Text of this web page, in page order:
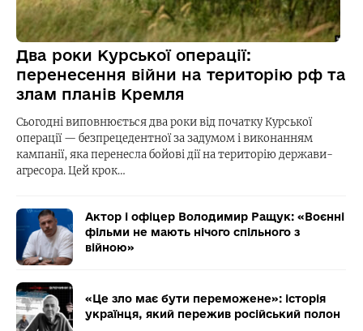
Два роки Курської операції:
перенесення війни на територію рф та
злам планів Кремля
Сьогодні виповнюється два роки від початку Курської
операції — безпрецедентної за задумом і виконанням
кампанії, яка перенесла бойові дії на територію держави-
агресора. Цей крок…
Актор і офіцер Володимир Ращук: «Воєнні
фільми не мають нічого спільного з
війною»
«Це зло має бути переможене»: історія
українця, який пережив російський полон